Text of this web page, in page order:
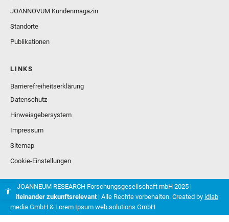
JOANNOVUM Kundenmagazin
Standorte
Publikationen
LINKS
Barrierefreiheitserklärung
Datenschutz
Hinweisgebersystem
Impressum
Sitemap
Cookie-Einstellungen
© JOANNEUM RESEARCH Forschungsgesellschaft mbH 2025 |
Miteinander zukunftsrelevant | Alle Rechte vorbehalten. Created by idlab
media GmbH & Lorem Ipsum web.solutions GmbH